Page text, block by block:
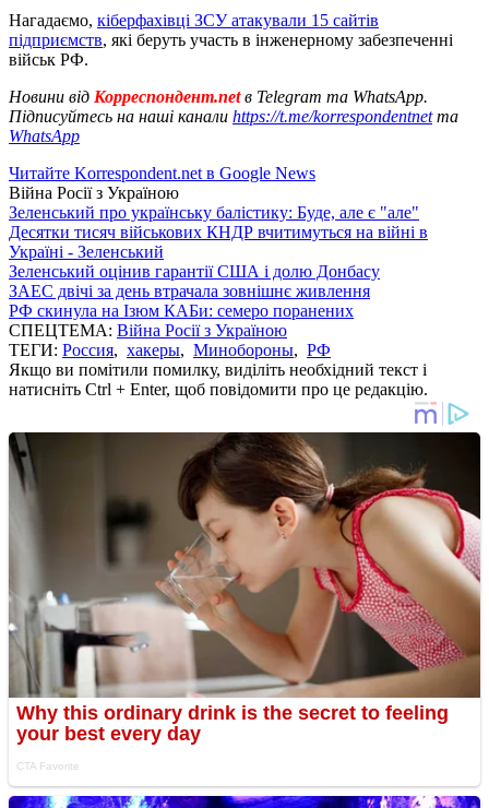
Нагадаємо, кіберфахівці ЗСУ атакували 15 сайтів
підприємств, які беруть участь в інженерному забезпеченні
військ РФ.
Новини від Корреспондент.netв Telegram та WhatsApp.
Підписуйтесь на наші канали https://t.me/korrespondentnetта
WhatsApp
Читайте Korrespondent.net в Google News
Війна Росії з Україною
Зеленський про українську балістику: Буде, але є "але"
Десятки тисяч військових КНДР вчитимуться на війні в
Україні - Зеленський
Зеленський оцінив гарантії США і долю Донбасу
ЗАЕС двічі за день втрачала зовнішнє живлення
РФ скинула на Ізюм КАБи: семеро поранених
СПЕЦТЕМА: Війна Росії з Україною
ТЕГИ: Россия, хакеры, Минобороны, РФ
Якщо ви помітили помилку, виділіть необхідний текст і
натисніть Ctrl + Enter, щоб повідомити про це редакцію.